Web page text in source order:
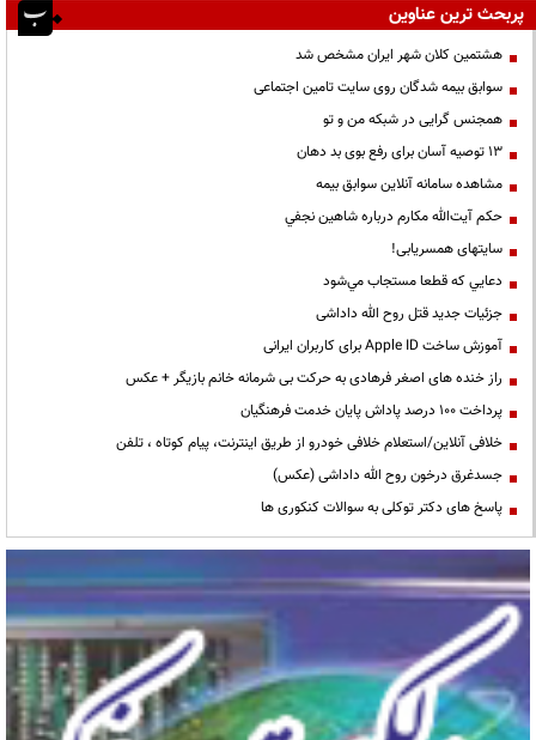
پربحث ترین عناوین
هشتمین کلان شهر ایران مشخص شد
سوابق بیمه شدگان روی سایت تامین اجتماعی
همجنس گرایی در شبکه من و تو
13 توصیه آسان برای رفع بوی بد دهان
مشاهده سامانه آنلاين سوابق بیمه
حكم آيت‌الله مكارم درباره شاهين نجفي
سایتهای همسریابی!
دعايي كه قطعا مستجاب مي‌شود
جزئیات جدید قتل روح الله داداشی
آموزش ساخت Apple ID برای کاربران ایرانی
راز خنده های اصغر فرهادی به حرکت بی شرمانه خانم بازیگر + عکس
پرداخت ۱۰۰ درصد پاداش پایان خدمت فرهنگیان
خلافی آنلاین/استعلام خلافی خودرو از طریق اینترنت، پیام کوتاه ، تلفن
جسدغرق درخون روح الله داداشی (عکس)
پاسخ های دکتر توکلی به سوالات کنکوری ها